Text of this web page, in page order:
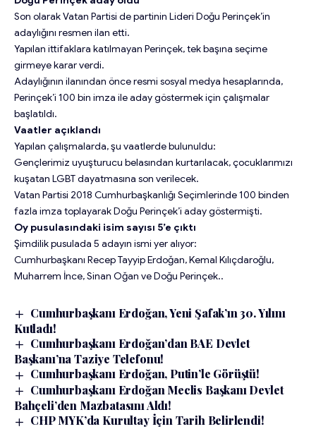
Son olarak Vatan Partisi de partinin Lideri Doğu Perinçek’in
adaylığını resmen ilan etti.
Yapılan ittifaklara katılmayan Perinçek, tek başına seçime
girmeye karar verdi.
Adaylığının ilanından önce resmi sosyal medya hesaplarında,
Perinçek’i 100 bin imza ile aday göstermek için çalışmalar
başlatıldı.
Vaatler açıklandı
Yapılan çalışmalarda, şu vaatlerde bulunuldu:
Gençlerimiz uyuşturucu belasından kurtarılacak, çocuklarımızı
kuşatan LGBT dayatmasına son verilecek.
Vatan Partisi 2018 Cumhurbaşkanlığı Seçimlerinde 100 binden
fazla imza toplayarak Doğu Perinçek’i aday göstermişti.
Oy pusulasındaki isim sayısı 5’e çıktı
Şimdilik pusulada 5 adayın ismi yer alıyor:
Cumhurbaşkanı Recep Tayyip Erdoğan, Kemal Kılıçdaroğlu,
Muharrem İnce, Sinan Oğan ve Doğu Perinçek..
Cumhurbaşkanı Erdoğan, Yeni Şafak’ın 30. Yılını
Kutladı!
Cumhurbaşkanı Erdoğan’dan BAE Devlet
Başkanı’na Taziye Telefonu!
Cumhurbaşkanı Erdoğan, Putin’le Görüştü!
Cumhurbaşkanı Erdoğan Meclis Başkanı Devlet
Bahçeli’den Mazbatasını Aldı!
CHP MYK’da Kurultay İçin Tarih Belirlendi!